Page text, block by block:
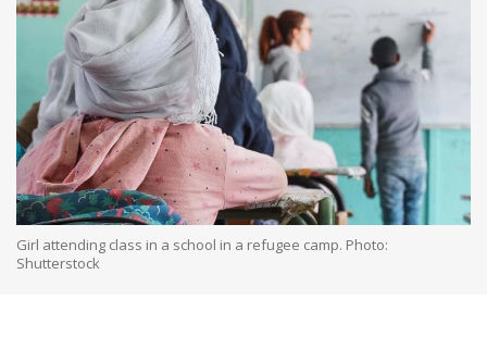
Girl attending class in a school in a refugee camp. Photo:
Shutterstock